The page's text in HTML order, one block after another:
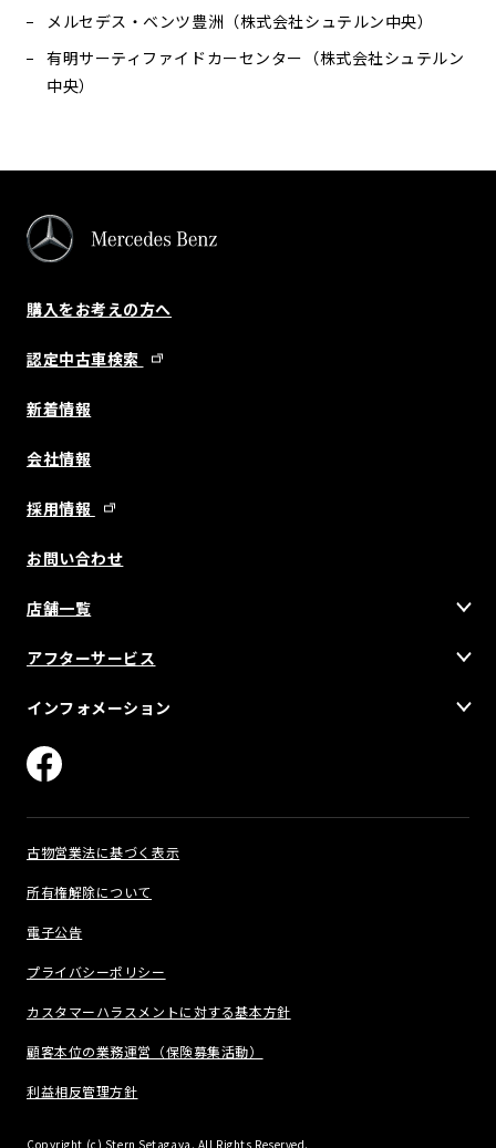
メルセデス・ベンツ豊洲（株式会社シュテルン中央）
有明サーティファイドカーセンター（株式会社シュテルン
中央）
購入をお考えの方へ
認定中古車検索
新着情報
会社情報
採用情報
お問い合わせ
店舗一覧
アフターサービス
インフォメーション
古物営業法に基づく表示
所有権解除について
電子公告
プライバシーポリシー
カスタマーハラスメントに対する基本方針
顧客本位の業務運営（保険募集活動）
利益相反管理方針
Copyright (c) Stern Setagaya. All Rights Reserved.